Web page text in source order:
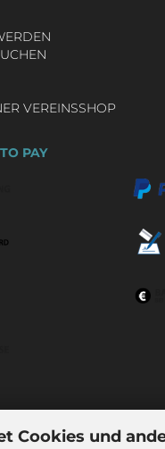
Cookies und
VEREINSSHOP
PAY